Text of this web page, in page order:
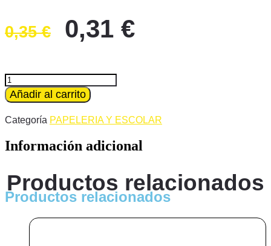
0,35€
El
precio
era:
0,35 €.
0,31 €El
ROTULADOR
MOLIN
PIZARRA
-
-
REDONDA
MM
Añadir al carrito
Categoría PAPELERIA Y ESCOLAR
Información adicional
Productos relacionados
Productos relacionados